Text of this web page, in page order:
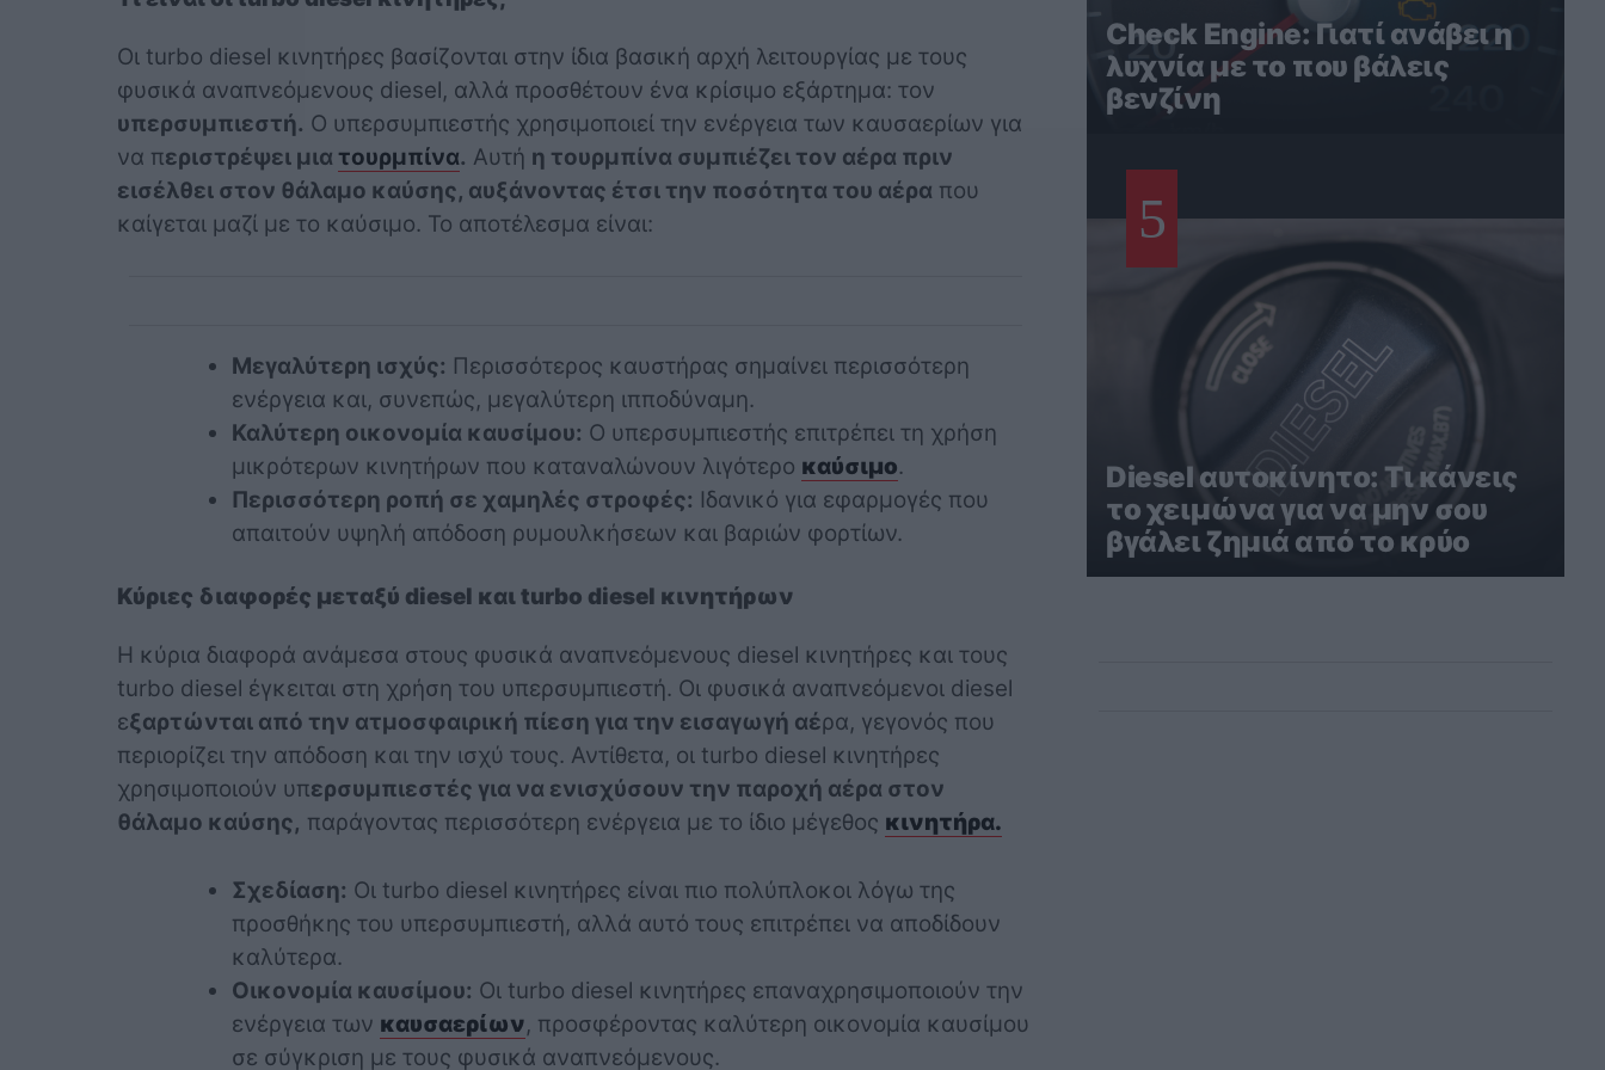
Οι turbo diesel κινητήρες βασίζονται στην ίδια βασική αρχή λειτουργίας με τους
φυσικά αναπνεόμενους diesel, αλλά προσθέτουν ένα κρίσιμο εξάρτημα: τον
υπερσυμπιεστή. Ο υπερσυμπιεστής χρησιμοποιεί την ενέργεια των καυσαερίων για
να περιστρέψει μια τουρμπίνα. Αυτή η τουρμπίνα συμπιέζει τον αέρα πριν
εισέλθει στον θάλαμο καύσης, αυξάνοντας έτσι την ποσότητα του αέρα που
καίγεται μαζί με το καύσιμο. Το αποτέλεσμα είναι:
Μεγαλύτερη ισχύς: Περισσότερος καυστήρας σημαίνει περισσότερη
ενέργεια και, συνεπώς, μεγαλύτερη ιπποδύναμη.
Καλύτερη οικονομία καυσίμου: Ο υπερσυμπιεστής επιτρέπει τη χρήση
μικρότερων κινητήρων που καταναλώνουν λιγότερο καύσιμο.
Περισσότερη ροπή σε χαμηλές στροφές: Ιδανικό για εφαρμογές που
απαιτούν υψηλή απόδοση ρυμουλκήσεων και βαριών φορτίων.
Κύριες διαφορές μεταξύ diesel και turbo diesel κινητήρων
Η κύρια διαφορά ανάμεσα στους φυσικά αναπνεόμενους diesel κινητήρες και τους
turbo diesel έγκειται στη χρήση του υπερσυμπιεστή. Οι φυσικά αναπνεόμενοι diesel
εξαρτώνται από την ατμοσφαιρική πίεση για την εισαγωγή αέρα, γεγονός που
περιορίζει την απόδοση και την ισχύ τους. Αντίθετα, οι turbo diesel κινητήρες
χρησιμοποιούν υπερσυμπιεστές για να ενισχύσουν την παροχή αέρα στον
θάλαμο καύσης, παράγοντας περισσότερη ενέργεια με το ίδιο μέγεθος κινητήρα.
Σχεδίαση: Οι turbo diesel κινητήρες είναι πιο πολύπλοκοι λόγω της
προσθήκης του υπερσυμπιεστή, αλλά αυτό τους επιτρέπει να αποδίδουν
καλύτερα.
Οικονομία καυσίμου: Οι turbo diesel κινητήρες επαναχρησιμοποιούν την
ενέργεια των καυσαερίων, προσφέροντας καλύτερη οικονομία καυσίμου
σε σύγκριση με τους φυσικά αναπνεόμενους.
Check Engine: Γιατί ανάβει η
λυχνία με το που βάλεις
βενζίνη
5
Diesel αυτοκίνητο: Τι κάνεις
το χειμώνα για να μην σου
βγάλει ζημιά από το κρύο